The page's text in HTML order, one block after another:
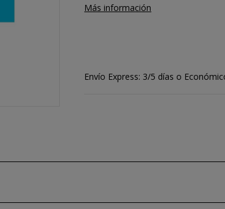
Más información
Envío Express: 3/5 días o